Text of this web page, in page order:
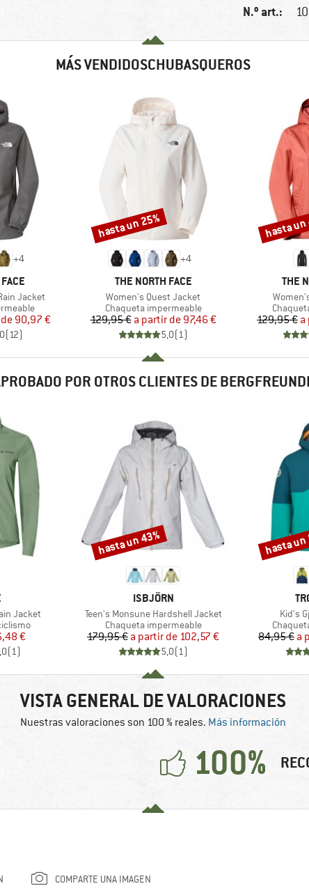
N.º art.:
MÁS VENDIDOSCHUBASQUEROS
+4
Jacket
reducido
90,97 €
(12)
+4
MARCA
THE NORTH FACE
Artículo
Women's Quest Jacket
Product group
Chaqueta impermeable
Precio
129,95 € Precio reducido
a partir de 97,46 €
5,0(1)
Descuento
hasta un 25%
THE
Artículo
Product
129,95 € a
Descuento
hasta
POR OTROS CLIENTES DE
Jacket
reducido
€
(1)
MARCA
ISBJÖRN
Artículo
Teen's Monsune Hardshell Jacket
Product group
Chaqueta impermeable
Precio
179,95 € Precio reducido
a partir de 102,57 €
5,0(1)
Descuento
hasta un 43%
Artículo
Kid's
Product
84,95 € a
Descuento
hasta
VISTA GENERAL DE VALORACIONES
Nuestras valoraciones son 100 % reales. Más información
100%
COMPARTE UNA IMAGEN